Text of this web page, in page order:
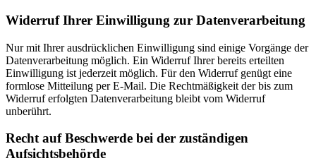
Widerruf Ihrer Einwilligung zur Datenverarbeitung
Nur mit Ihrer ausdrücklichen Einwilligung sind einige Vorgänge der
Datenverarbeitung möglich. Ein Widerruf Ihrer bereits erteilten
Einwilligung ist jederzeit möglich. Für den Widerruf genügt eine
formlose Mitteilung per E-Mail. Die Rechtmäßigkeit der bis zum
Widerruf erfolgten Datenverarbeitung bleibt vom Widerruf
unberührt.
Recht auf Beschwerde bei der zuständigen
Aufsichtsbehörde